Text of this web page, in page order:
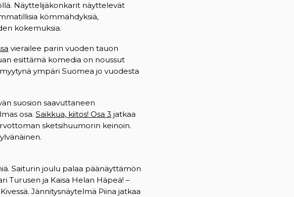
Näyttelijäkonkarit näyttelevät
kömmähdyksiä,
kokemuksia.
vierailee parin vuoden tauon
esittämä komedia on noussut
ympäri Suomea jo vuodesta
suosion saavuttaneen
osa. Saikkua, kiitos! Osa 3 jatkaa
sketsihuumorin keinoin.
Saiturin joulu palaa päänäyttämön
Turusen ja Kaisa Helan Häpeä! –
Jännitysnäytelmä Piina jatkaa